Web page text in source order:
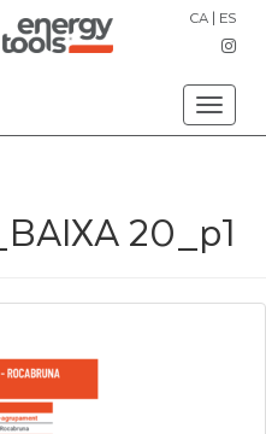
Toggle
CA | ES
20_p1